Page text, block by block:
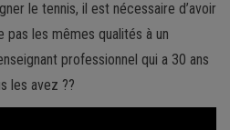
le tennis, il est nécessaire d’avoir
pas les mêmes qualités à un
professionnel qui a 30 ans
les avez ??